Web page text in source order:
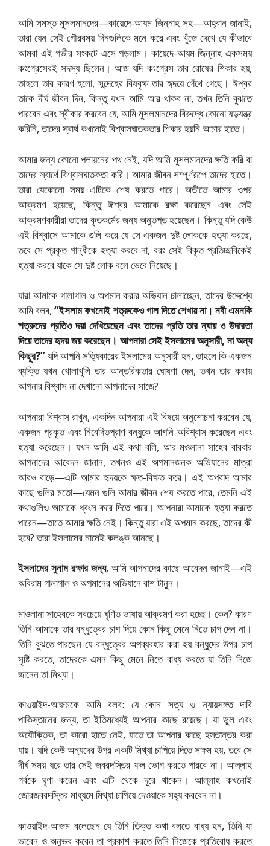
আমি সমস্ত মুসলমানদের—কায়েদে-আযম জিন্নাহ সহ—আহ্বান জানাই,
তারা যেন সেই গৌরবময় দিনগুলিকে মনে করে এবং খুঁজে দেখে যে কীভাবে
আমরা এই গভীর সংকটে এসে পড়লাম। কায়েদে-আযম জিন্নাহ একসময়
কংগ্রেসেরই সদস্য ছিলেন। আজ যদি কংগ্রেস তার রোষের শিকার হয়,
তাহলে তার কারণ হলো, সন্দেহের বিষবৃক্ষ তার হৃদয়ে গেঁথে গেছে। ঈশ্বর
তাকে দীর্ঘ জীবন দিন, কিন্তু যখন আমি আর থাকব না, তখন তিনি বুঝতে
পারবেন এবং স্বীকার করবেন যে, আমি মুসলমানদের বিরুদ্ধে কোনো ষড়যন্ত্র
করিনি, তাদের স্বার্থ কখনোই বিশ্বাসঘাতকতার শিকার হয়নি আমার হাতে।
আমার জন্য কোনো পলায়নের পথ নেই, যদি আমি মুসলমানদের ক্ষতি করি বা
তাদের স্বার্থে বিশ্বাসঘাতকতা করি। আমার জীবন সম্পূর্ণরূপে তাদের হাতে।
তারা যেকোনো সময় এটিকে শেষ করতে পারে। অতীতে আমার ওপর
আক্রমণ হয়েছে, কিন্তু ঈশ্বর আমাকে রক্ষা করেছেন এবং সেই
আক্রমণকারীরা তাদের কৃতকর্মের জন্য অনুতপ্ত হয়েছেন। কিন্তু যদি কেউ
এই বিশ্বাসে আমাকে গুলি করে যে সে একজন দুষ্ট লোককে হত্যা করছে,
তবে সে প্রকৃত গান্ধীকে হত্যা করবে না, বরং সেই বিকৃত প্রতিচ্ছবিকেই
হত্যা করবে যাকে সে দুষ্ট লোক বলে ভেবে নিয়েছে।
যারা আমাকে গালাগাল ও অপমান করার অভিযান চালাচ্ছেন, তাদের উদ্দেশ্যে
আমি বলব, “ইসলাম কখনোই শত্রুকেও গাল দিতে শেখায় না। নবী এমনকি
শত্রুদের প্রতিও দয়া দেখিয়েছেন এবং তাদের প্রতি তার ন্যায় ও উদারতা
দিয়ে তাদের হৃদয় জয় করেছেন। আপনারা সেই ইসলামের অনুসারী, না অন্য
কিছুর?”যদি আপনি সত্যিকারের ইসলামের অনুসারী হন, তাহলে কি একজন
ব্যক্তি যখন খোলাখুলি তার আন্তরিকতার ঘোষণা দেন, তখন তার কথায়
আপনার বিশ্বাস না দেখানো আপনাদের সাজে?
আপনারা বিশ্বাস রাখুন, একদিন আপনারা এই বিষয়ে অনুশোচনা করবেন যে,
একজন প্রকৃত এবং নিবেদিতপ্রাণ বন্ধুকে আপনি অবিশ্বাস করেছেন এবং
হত্যা করেছেন। যখন আমি এই কথা বলি, আর মওলানা সাহেব বারবার
আপনাদের আবেদন জানান, তখনও এই অপমানজনক অভিযানের মাত্রা
আরও বাড়ে—এটি আমার হৃদয়কে ক্ষত-বিক্ষত করে। এই অপবাদ আমার
কাছে গুলির মতো—যেমন গুলি আমার জীবন শেষ করতে পারে, তেমনি এই
কথাগুলিও আমাকে ধ্বংস করে দিতে পারে। আপনারা আমাকে হত্যা করতে
পারেন—তাতে আমার ক্ষতি নেই। কিন্তু যারা এই অপমান করছে, তাদের কী
হবে? তারা ইসলামের নামেই কলঙ্ক আনছে।
ইসলামের সুনাম রক্ষার জন্য, আমি আপনাদের কাছে আবেদন জানাই—এই
অবিরাম গালাগাল ও অপমানের অভিযানে রাশ টানুন।
মাওলানা সাহেবকে সবচেয়ে ঘৃণিত ভাষায় আক্রমণ করা হচ্ছে। কেন? কারণ
তিনি আমাকে তার বন্ধুত্বের চাপ দিয়ে কোন কিছু মেনে নিতে চাপ দেন না।
তিনি বুঝতে পারছেন যে বন্ধুত্বের অপব্যবহার করা হয় বন্ধুদের উপর চাপ
সৃষ্টি করতে, তাদেরকে এমন কিছু মেনে নিতে বাধ্য করতে যা তিনি নিজে
জানেন তা মিথ্যা।
কাওয়াইদ-আজমকে আমি বলব: যে কোন সত্য ও ন্যায়সঙ্গত দাবি
পাকিস্তানের জন্য, তা ইতিমধ্যেই আপনার কাছে রয়েছে। যা ভুল এবং
অযৌক্তিক, তা কারো হাতে নেই, যাতে তা আপনার কাছে হস্তান্তর করা
যায়। যদি কেউ অন্যদের উপর একটি মিথ্যা চাপিয়ে দিতে সক্ষম হয়, তবে সে
দীর্ঘ সময় ধরে তার সেই জবরদস্তির ফল ভোগ করতে পারবে না। আল্লাহ
গর্বকে ঘৃণা করেন এবং এটি থেকে দূরে থাকেন। আল্লাহ কখনোই
জোরজবরদস্তির মাধ্যমে মিথ্যা চাপিয়ে দেওয়াকে সহ্য করবেন না।
কাওয়াইদ-আজম বলেছেন যে তিনি তিক্ত কথা বলতে বাধ্য হন, তিনি যা
ভাবেন ও অনুভব করেন তা প্রকাশ করতে তিনি নিজেকে প্রতিরোধ করতে